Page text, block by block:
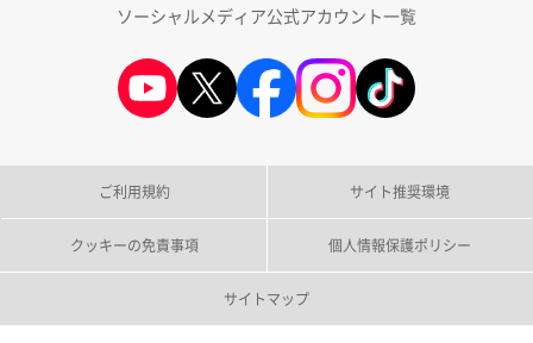
ソーシャルメディア公式アカウント一覧
ご利用規約 サイト推奨環境
クッキーの免責事項 個人情報保護ポリシー
サイトマップ